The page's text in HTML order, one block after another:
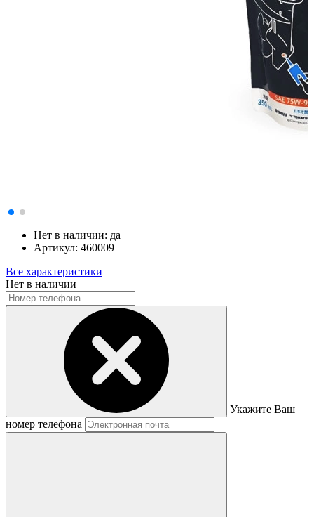
Нет в наличии: да
Артикул: 460009
Все характеристики
Нет в наличии
Укажите Ваш
номер телефона